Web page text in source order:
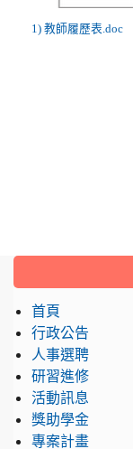
1) 教師履歷表.doc
:::
首頁
行政公告
人事選聘
研習進修
活動訊息
獎助學金
專案計畫